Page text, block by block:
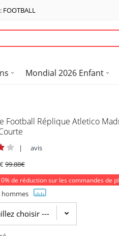
Mondial 2026 Enfant
Football Réplique Atletico
|
avis
99.88€
de réduction sur les commandes de
hommes